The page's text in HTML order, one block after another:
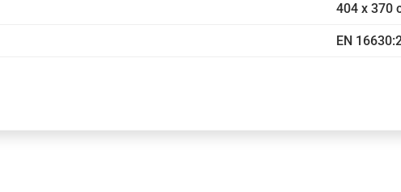
404 x 370
EN